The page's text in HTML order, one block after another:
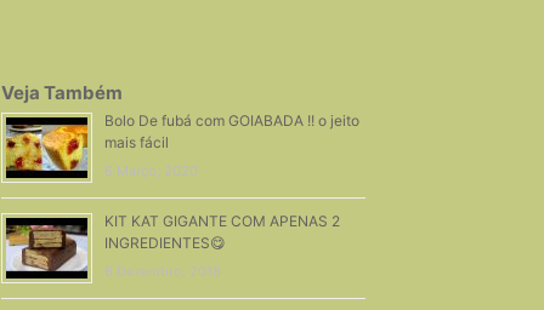
Veja Também
Bolo De fubá com GOIABADA !! o jeito
mais fácil
6 Março, 2020
KIT KAT GIGANTE COM APENAS 2
INGREDIENTES😋
6 Dezembro, 2018